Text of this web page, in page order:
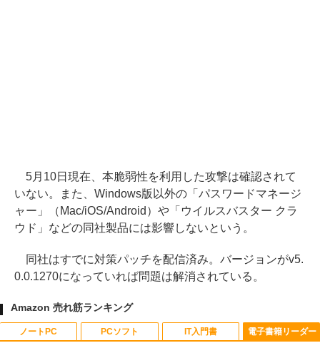
5月10日現在、本脆弱性を利用した攻撃は確認されて
いない。また、Windows版以外の「パスワードマネージ
ャー」（Mac/iOS/Android）や「ウイルスバスター クラ
ウド」などの同社製品には影響しないという。
同社はすでに対策パッチを配信済み。バージョンがv5.
0.0.1270になっていれば問題は解消されている。
Amazon 売れ筋ランキング
ノートPC PCソフト IT入門書 電子書籍リーダー